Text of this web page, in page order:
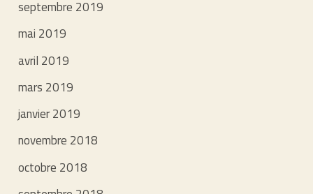
septembre 2019
mai 2019
avril 2019
mars 2019
janvier 2019
novembre 2018
octobre 2018